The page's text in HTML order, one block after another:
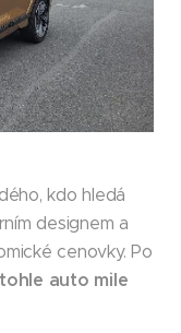
kdo hledá
designem a
cenovky. Po
tohle auto mile